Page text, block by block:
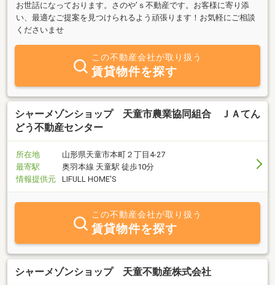
お世話になっております。さのや’ｓ不動産です。お客様に寄り添
い、最適なご提案を見つけられるよう頑張ります！お気軽にご相談
くださいませ
この不動産会社が取り扱う
賃貸物件を探す
シャーメゾンショップ 天童市農業協同組合 ＪＡてん
どう不動産センター
所在地
山形県天童市本町２丁目4-27
最寄駅
奥羽本線 天童駅 徒歩10分
情報提供元
LIFULL HOME'S
この不動産会社が取り扱う
賃貸物件を探す
シャーメゾンショップ 天童不動産株式会社